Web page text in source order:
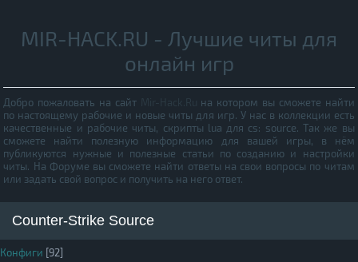
MIR-HACK.RU - Лучшие читы для
онлайн игр
Добро пожаловать на сайт
на котором вы сможете найти
по настоящему рабочие и новые читы для игр. У нас в коллекции есть
качественные и рабочие читы, скрипты lua для cs: source. Так же вы
сможете найти полезную информацию для вашей игры, в нём
публикуются нужные и полезные статьи по созданию и настройки
читы. На Форуме вы сможете найти ответы на свои вопросы по читам
или задать свой вопрос и получить на него ответ.
Counter-Strike Source
Конфиги [92]